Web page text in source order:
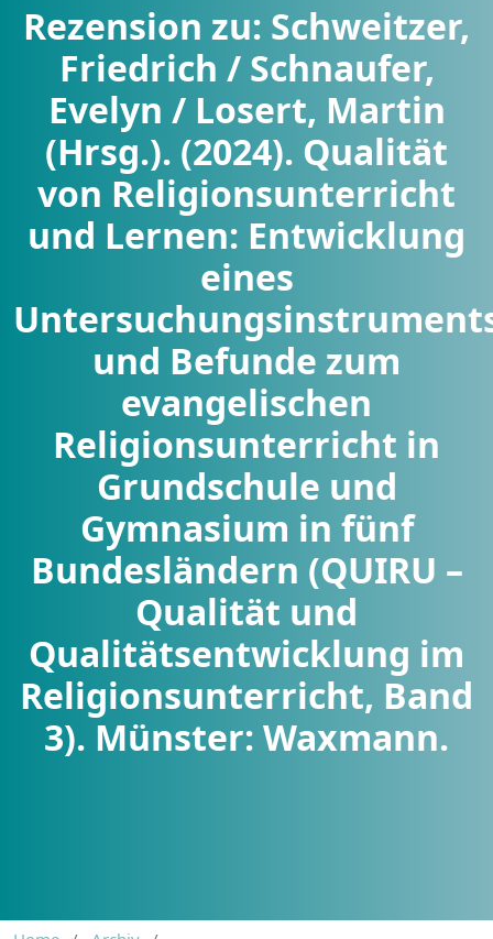
Rezension zu: Schweitzer,
Friedrich / Schnaufer,
Evelyn / Losert, Martin
(Hrsg.). (2024). Qualität
von Religionsunterricht
und Lernen: Entwicklung
eines
und Befunde zum
evangelischen
Religionsunterricht in
Grundschule und
Gymnasium in fünf
Bundesländern (QUIRU –
Qualität und
Qualitätsentwicklung im
Religionsunterricht, Band
3). Münster: Waxmann.